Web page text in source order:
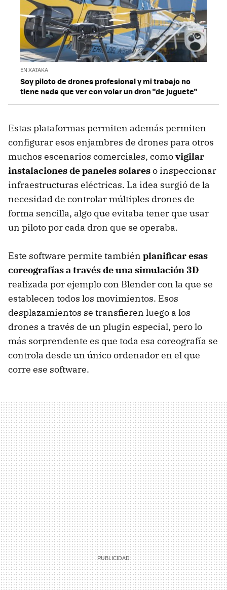
EN XATAKA
Soy piloto de drones profesional y mi trabajo no
tiene nada que ver con volar un dron "de juguete"
Estas plataformas permiten además permiten
configurar esos enjambres de drones para otros
muchos escenarios comerciales, comovigilar
instalaciones de paneles solareso inspeccionar
infraestructuras eléctricas. La idea surgió de la
necesidad de controlar múltiples drones de
forma sencilla, algo que evitaba tener que usar
un piloto por cada dron que se operaba.
Este software permite también planificar esas
coreografías a través de una simulación 3D
realizada por ejemplo con Blender con la que se
establecen todos los movimientos. Esos
desplazamientos se transfieren luego a los
drones a través de un plugin especial, pero lo
más sorprendente es que toda esa coreografía se
controla desde un único ordenador en el que
corre ese software.